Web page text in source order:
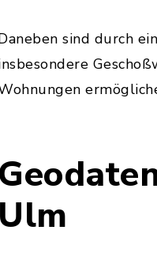
sind durch
Ulm